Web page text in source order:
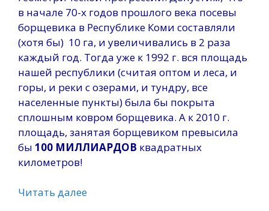
в начале 70-х годов прошлого века посевы
борщевика в Республике Коми составляли
(хотя бы) 10 га, и увеличивались в 2 раза
каждый год. Тогда уже к 1992 г. вся площадь
нашей республики (считая оптом и леса, и
горы, и реки с озерами, и тундру, все
населенные пункты) была бы покрыта
сплошным ковром борщевика. А к 2010 г.
площадь, занятая борщевиком превысила
бы 100 МИЛЛИАРДОВ квадратных
километров!
Читать далее